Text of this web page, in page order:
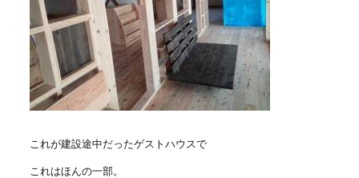
これが建設途中だったゲストハウスで
これはほんの一部。